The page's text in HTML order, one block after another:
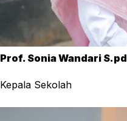
Prof. Sonia Wandari S.pd
Kepala Sekolah